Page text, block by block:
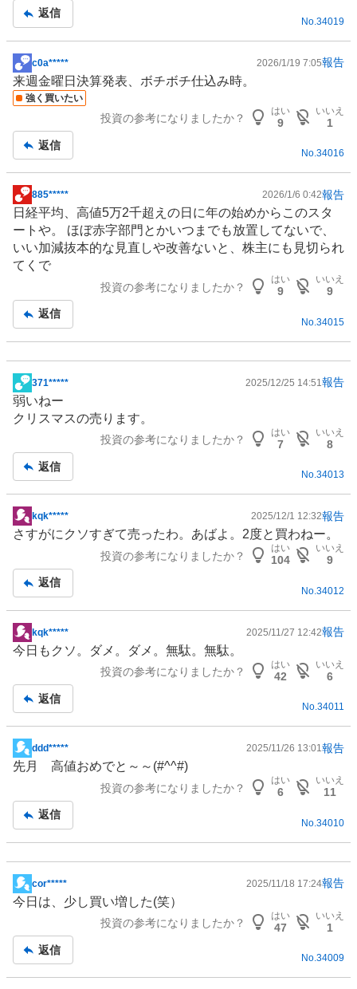
事
返信
No. 34019
掲
示
板
c0a***** 2026/1/19 7:05報告
来週金曜日決算発表、ボチボチ仕込み時。
強く買いたい
投資の参考になりましたか？
はい
9
いいえ
1
返信
No.34016
掲
示
記
事
885***** 2026/1/6 0:42報告
日経平均、高値5万2千超えの日に年の始めからこのスタ
ートや。 ほぼ赤字部門とかいつまでも放置してないで、
いい加減抜本的な見直しや改善ないと、株主にも見切られ
てくで
投資の参考になりましたか？
はい
9
いいえ
9
返信
No. 34015
掲
示
板
371***** 2025/12/25 14:51 報告
弱いねー
クリスマスの売ります。
投資の参考になりましたか？
はい
7
いいえ
8
返信
No.34013
掲
示
事
kqk***** 2025/12/1 12:32報告
さすがにクソすぎて売ったわ。あばよ。2度と買わねー。
投資の参考になりましたか？
はい
104
いいえ
9
返信
No. 34012
掲
示
事
kqk***** 2025/11/27 12:42報告
今日もクソ。ダメ。ダメ。無駄。無駄。
投資の参考になりましたか？
はい
42
いいえ
6
返信
No.34011
掲
示
事
ddd***** 2025/11/26 13:01報告
先月 高値おめでと～～(#^^#)
投資の参考になりましたか？
はい
6
いいえ
11
返信
No. 34010
掲
示
事
cor***** 2025/11/18 17:24報告
今日は、少し買い増した(笑）
投資の参考になりましたか？
はい
47
いいえ
1
返信
No.34009